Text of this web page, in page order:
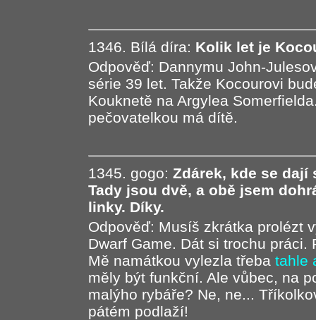
1346. Bílá díra: Kolik let je
Odpověď: Dannymu John-
série 39 let. Takže Kocourovi
Kouknetě na Argylea
pečovatelkou má dítě.
1345. gogo: Zdárek, kde se dají
Tady jsou dvě, a obě jsem
linky. Díky.
Odpověď: Musíš zkrátka prolézt
Dwarf Game. Dát si trochu
Mě namátkou vylezla třeba tahle
měly být funkční. Ale vůbec, na
malýho rybáře? Ne, ne...
pátém podlaží!